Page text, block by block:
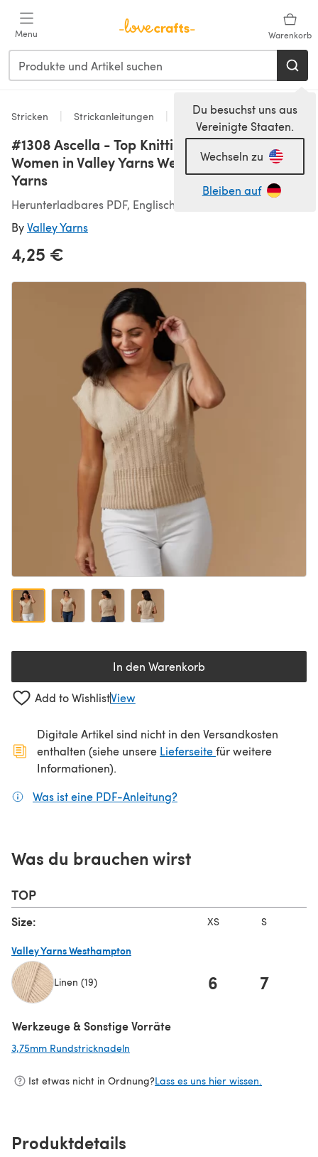
Menu Warenkorb
Du besuchst uns aus
Vereinigte Staaten.
Wechseln zu
Bleiben auf
Stricken Strickanleitungen Oberteile
#1308 Ascella - Top Knitting Pattern for
Women in Valley Yarns Westhampton by Valley
Yarns
Herunterladbares PDF, Englisch
ByValley Yarns
4,25 €
In den Warenkorb
Add to WishlistView
Digitale Artikel sind nicht in den Versandkosten
enthalten (siehe unsere Lieferseite(öffnet sich in
für weitere
Informationen).
Was ist eine PDF-Anleitung?
Was du brauchen wirst
TOP
Size: XS S
Valley Yarns Westhampton
Linen (19) 6 7
Werkzeuge & Sonstige Vorräte
3,75mm Rundstricknadeln
Ist etwas nicht in Ordnung?Lass es uns hier wissen.
Produktdetails